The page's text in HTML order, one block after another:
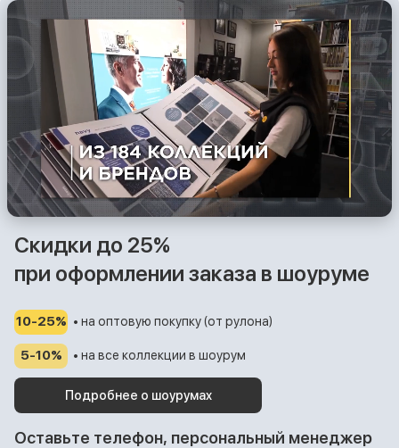
Скидки до 25%
при оформлении заказа в шоуруме
10-25% • на оптовую покупку (от рулона)
5-10% • на все коллекции в шоурум
Подробнее о шоурумах
Оставьте телефон, персональный менеджер